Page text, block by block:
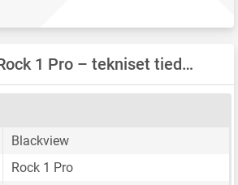
1 Pro – tekniset tiedot
Blackview
Rock 1 Pro